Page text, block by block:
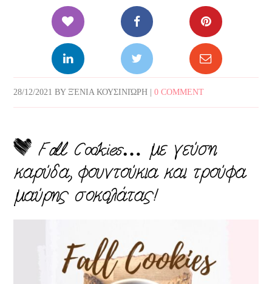
28/12/2021 BYΞΈΝΙΑ ΚΟΥΣΙΝΙΏΡΗ |0 COMMENT
Fall Cookies… με γεύση
καρύδα, φουντούκια και τρούφα
μαύρης σοκολάτας!